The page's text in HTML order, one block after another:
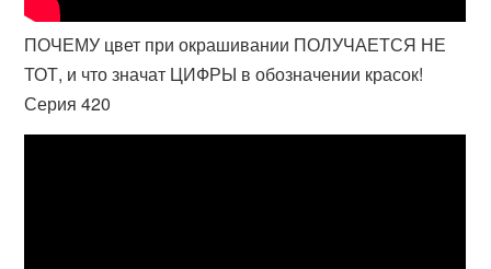
ПОЧЕМУ цвет при окрашивании ПОЛУЧАЕТСЯ НЕ
ТОТ, и что значат ЦИФРЫ в обозначении красок!
Серия 420